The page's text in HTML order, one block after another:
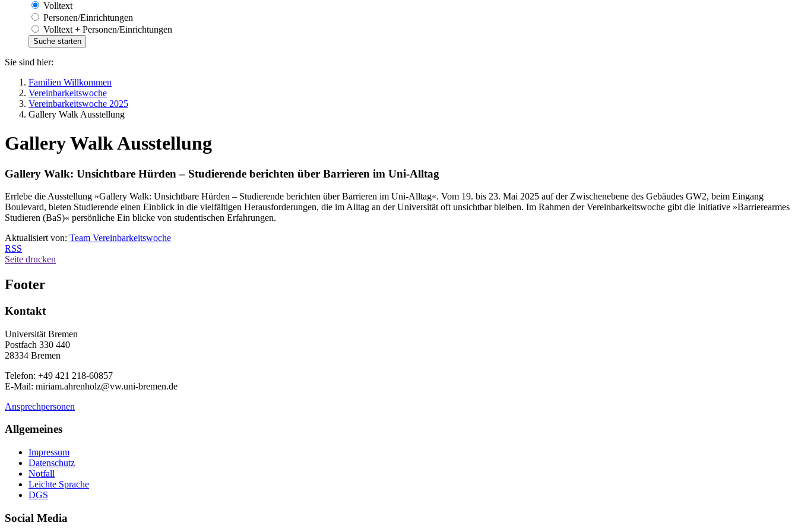
Volltext
Personen/Einrichtungen
Volltext + Personen/Einrichtungen
Sie sind hier:
Familien Willkommen
Vereinbarkeitswoche
Vereinbarkeitswoche 2025
Gallery Walk Ausstellung
Gallery Walk Ausstellung
Gallery Walk: Unsichtbare Hürden – Studierende berichten über Barrieren im Uni-Alltag
Errlebe die Ausstellung »Gallery Walk: Unsichtbare Hürden – Studierende berichten über Barrieren im Uni-Alltag«. Vom 19. bis 23. Mai 2025 auf der Zwischenebene des Gebäudes GW2, beim Eingang
Boulevard, bieten Studierende einen Einblick in die vielfältigen Herausforderungen, die im Alltag an der Universität oft unsichtbar bleiben. Im Rahmen der Vereinbarkeitswoche gibt die Initiative »Barrierearmes
Studieren (BaS)« persönliche Ein blicke von studentischen Erfahrungen.
Aktualisiert von: Team Vereinbarkeitswoche
RSS
Seite drucken
Footer
Kontakt
Universität Bremen
Postfach 330 440
28334 Bremen
Telefon: +49 421 218-60857
E-Mail: miriam.ahrenholz@vw.uni-bremen.de
Ansprechpersonen
Allgemeines
Impressum
Datenschutz
Notfall
Leichte Sprache
DGS
Social Media